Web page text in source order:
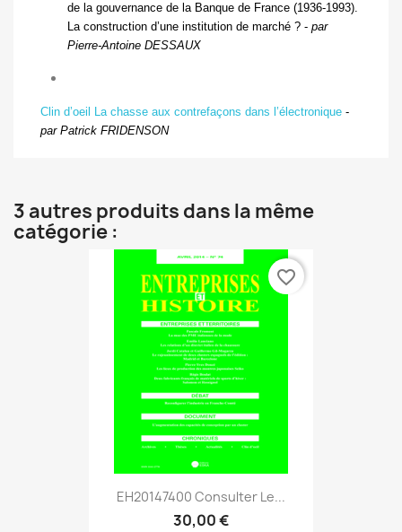
de la gouvernance de la Banque de France (1936-1993).
La construction d’une institution de marché ? - par
Pierre-Antoine DESSAUX
Clin d’oeil La chasse aux contrefaçons dans l’électronique -
par Patrick FRIDENSON
3 autres produits dans la même
catégorie :
EH20147400 Consulter Le...
30,00 €
favorite_border